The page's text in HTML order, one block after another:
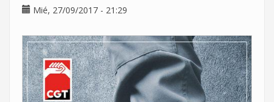
Mié, 27/09/2017 - 21:29